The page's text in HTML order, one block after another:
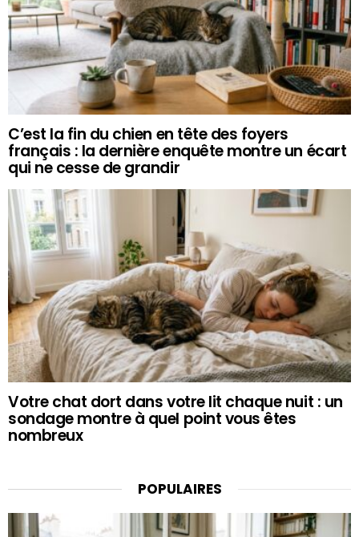
C’est la fin du chien en tête des foyers
français : la dernière enquête montre un écart
qui ne cesse de grandir
Votre chat dort dans votre lit chaque nuit : un
sondage montre à quel point vous êtes
nombreux
POPULAIRES